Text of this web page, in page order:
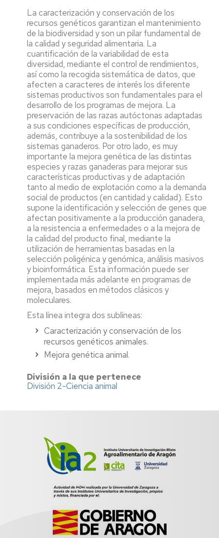
La caracterización y conservación de los
recursos genéticos garantizan el mantenimiento
de la biodiversidad y son un pilar fundamental de
la calidad y seguridad alimentaria. La
cuantificación de la variabilidad de esta
diversidad, mediante el control de rendimientos,
así como la recogida sistemática de datos, que
afecten a caracteres de interés los diferente
sistemas productivos son fundamentales para el
desarrollo de los programas de mejora. La
preservación de las razas autóctonas adaptadas
a sus condiciones específicas de producción,
además, contribuye a la sostenibilidad de los
sistemas ganaderos. Por otro lado, es muy
importante la mejora genética de las distintas
especies y razas ganaderas para mejorar sus
características productivas y de adaptación
tanto al medio de explotación como a la demanda
social de productos (en cantidad y calidad). Esto
supone la identificación y selección de genes que
afectan positivamente a la producción ganadera,
a la resistencia a enfermedades o a la mejora de
la calidad del producto final, mediante la
utilización de herramientas basadas en la
selección poligénica y genómica, análisis masivos
y bioinformática. Esta información puede ser
implementada más adelante en programas de
mejora, basados en métodos clásicos y
moleculares.
Esta línea integra dos sublíneas:
Caracterización y conservación de los
recursos genéticos animales.
Mejora genética animal.
División a la que pertenece
División 2-Ciencia animal